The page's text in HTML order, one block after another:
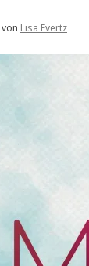
von Lisa Evertz